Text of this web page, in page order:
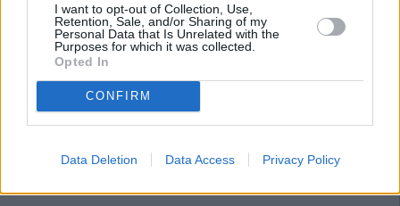
I want to opt-out of Collection, Use,
Retention, Sale, and/or Sharing of my
Personal Data that Is Unrelated with the
Purposes for which it was collected.
Opted In
CONFIRM
Data Deletion Data Access Privacy Policy